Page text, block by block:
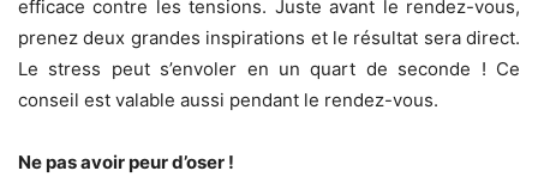
efficace contre les tensions. Juste avant le rendez-vous,
prenez deux grandes inspirations et le résultat sera direct.
Le stress peut s’envoler en un quart de seconde ! Ce
conseil est valable aussi pendant le rendez-vous.
Ne pas avoir peur d’oser !